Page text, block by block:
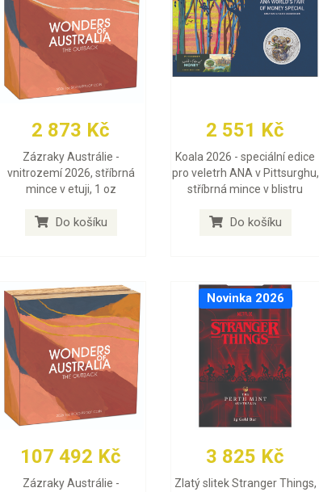
2 873 Kč
Zázraky Austrálie -
vnitrozemí 2026, stříbrná
mince v etuji, 1 oz
Do košíku
2 551 Kč
Koala 2026 - speciální edice
pro veletrh ANA v Pittsurghu,
stříbrná mince v blistru
Do košíku
107 492 Kč
Zázraky Austrálie -
Novinka 2026
3 825 Kč
Zlatý slitek Stranger Things,